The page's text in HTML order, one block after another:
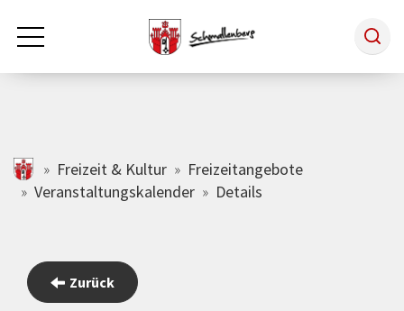
Zum Hauptinhalt springen
Rathaus & Politik
Tourismus
schmallenberg.de
Freizeit & Kultur
Freizeitangebote
Veranstaltungskalender
Details
Zurück